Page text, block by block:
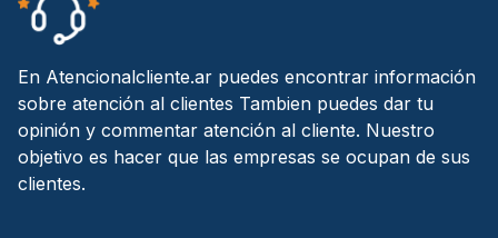
En Atencionalcliente.ar puedes encontrar información
sobre atención al clientes Tambien puedes dar tu
opinión y commentar atención al cliente. Nuestro
objetivo es hacer que las empresas se ocupan de sus
clientes.